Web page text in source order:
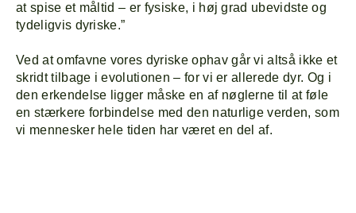
Forside
Program
Line-up
Om
at spise et måltid – er fysiske, i høj grad ubevidste og
tydeligvis dyriske.”
Ved at omfavne vores dyriske ophav går vi altså ikke et
skridt tilbage i evolutionen – for vi er allerede dyr. Og i
den erkendelse ligger måske en af nøglerne til at føle
en stærkere forbindelse med den naturlige verden, som
vi mennesker hele tiden har været en del af.